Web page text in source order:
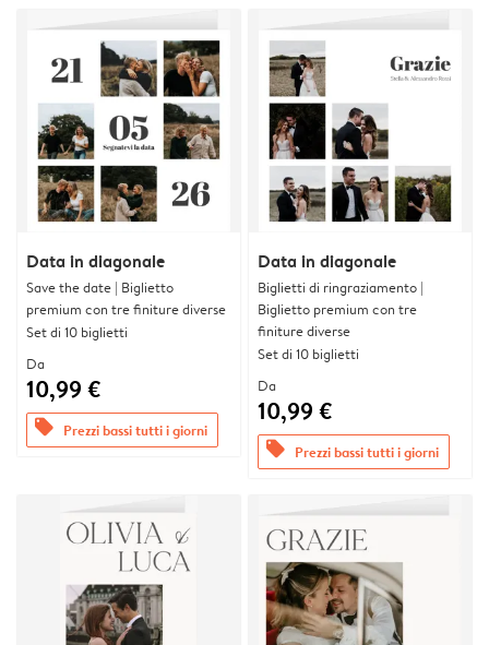
Data in diagonale
Save the date | Biglietto
premium con tre finiture diverse
Set di 10 biglietti
Da
10,99 €
offers Prezzi bassi tutti i giorni
Data in diagonale
Biglietti di ringraziamento |
Biglietto premium con tre
finiture diverse
Set di 10 biglietti
Da
10,99 €
offers Prezzi bassi tutti i giorni